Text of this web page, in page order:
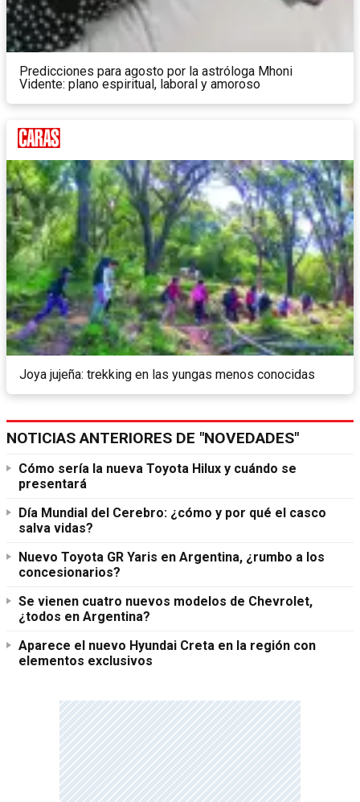
Predicciones para agosto por la astróloga Mhoni
Vidente: plano espiritual, laboral y amoroso
Joya jujeña: trekking en las yungas menos conocidas
NOTICIAS ANTERIORES DE "NOVEDADES"
Cómo sería la nueva Toyota Hilux y cuándo se
presentará
Día Mundial del Cerebro: ¿cómo y por qué el casco
salva vidas?
Nuevo Toyota GR Yaris en Argentina, ¿rumbo a los
concesionarios?
Se vienen cuatro nuevos modelos de Chevrolet,
¿todos en Argentina?
Aparece el nuevo Hyundai Creta en la región con
elementos exclusivos